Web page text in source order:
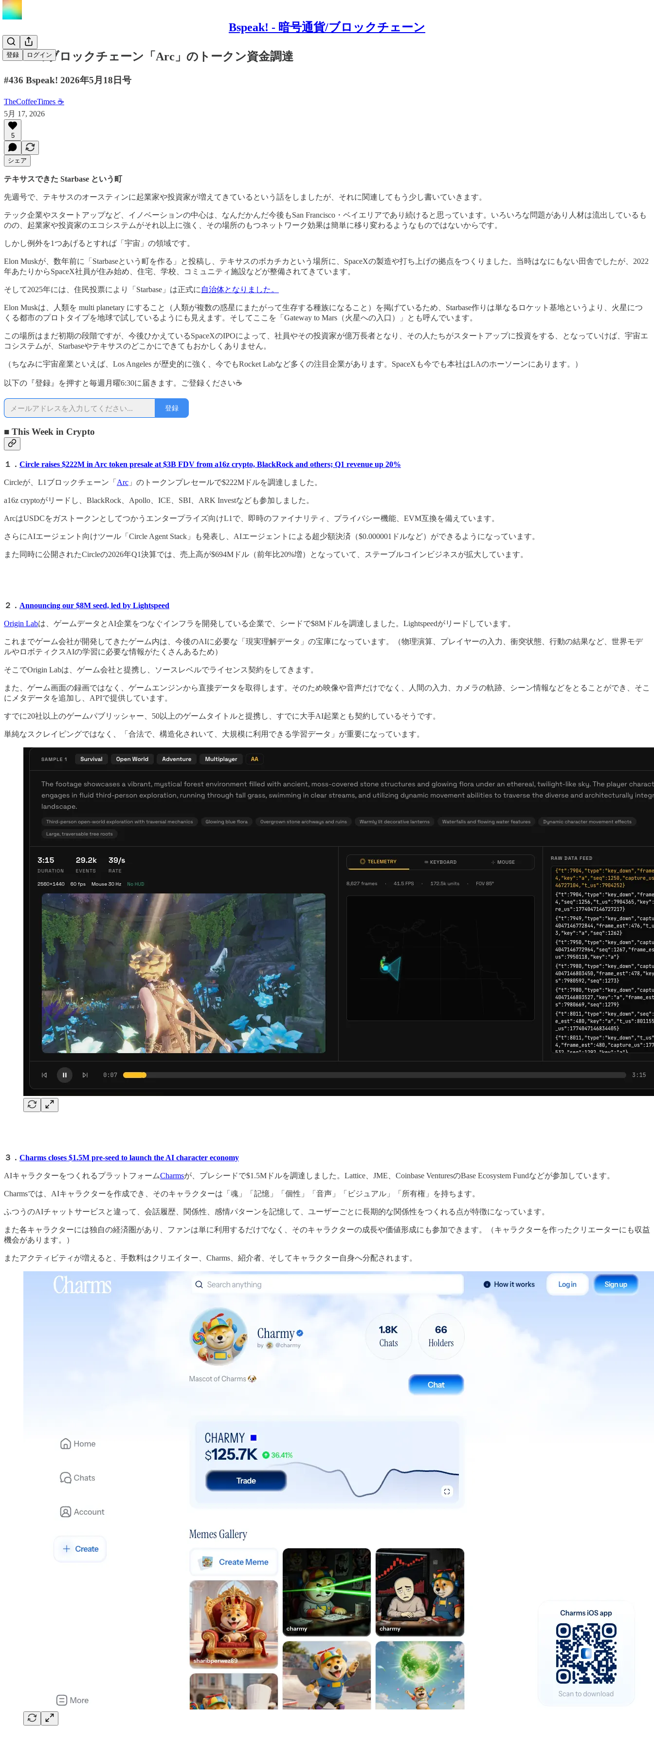
Bspeak! - 暗号通貨/ブロックチェーン
登録 ログイン
Circleのブロックチェーン「Arc」のトークン資金調達
#436 Bspeak! 2026年5月18日号
TheCoffeeTimes ☕
5月 17, 2026
5
シェア
テキサスできた Starbase という町
先週号で、テキサスのオースティンに起業家や投資家が増えてきているという話をしましたが、それに関連してもう少し書いていきます。
テック企業やスタートアップなど、イノベーションの中心は、なんだかんだ今後もSan Francisco・ベイエリアであり続けると思っています。いろいろな問題があり人材は流出しているも
のの、起業家や投資家のエコシステムがそれ以上に強く、その場所のもつネットワーク効果は簡単に移り変わるようなものではないからです。
しかし例外を1つあげるとすれば「宇宙」の領域です。
Elon Muskが、数年前に「Starbaseという町を作る」と投稿し、テキサスのボカチカという場所に、SpaceXの製造や打ち上げの拠点をつくりました。当時はなにもない田舎でしたが、2022
年あたりからSpaceX社員が住み始め、住宅、学校、コミュニティ施設などが整備されてきています。
そして2025年には、住民投票により「Starbase」は正式に 自治体となりました。
Elon Muskは、人類を multi planetary にすること（人類が複数の惑星にまたがって生存する種族になること）を掲げているため、Starbase作りは単なるロケット基地というより、火星につ
くる都市のプロトタイプを地球で試しているようにも見えます。そしてここを「Gateway to Mars（火星への入口）」とも呼んでいます。
この場所はまだ初期の段階ですが、今後ひかえているSpaceXのIPOによって、社員やその投資家が億万長者となり、その人たちがスタートアップに投資をする、となっていけば、宇宙エ
コシステムが、Starbaseやテキサスのどこかにできてもおかしくありません。
（ちなみに宇宙産業といえば、Los Angeles が歴史的に強く、今でもRocket Labなど多くの注目企業があります。SpaceXも今でも本社はLAのホーソーンにあります。）
以下の『登録』を押すと毎週月曜6:30に届きます。ご登録ください☕
登録
■ This Week in Crypto
１． Circle raises $222M in Arc token presale at $3B FDV from a16z crypto, BlackRock and others; Q1 revenue up 20%
Circleが、L1ブロックチェーン「 Arc 」のトークンプレセールで$222Mドルを調達しました。
a16z cryptoがリードし、BlackRock、Apollo、ICE、SBI、ARK Investなども参加しました。
ArcはUSDCをガストークンとしてつかうエンタープライズ向けL1で、即時のファイナリティ、プライバシー機能、EVM互換を備えています。
さらにAIエージェント向けツール「Circle Agent Stack」も発表し、AIエージェントによる超少額決済（$0.000001ドルなど）ができるようになっています。
また同時に公開されたCircleの2026年Q1決算では、売上高が$694Mドル（前年比20%増）となっていて、ステーブルコインビジネスが拡大しています。
２． Announcing our $8M seed, led by Lightspeed
Origin Labは、ゲームデータとAI企業をつなぐインフラを開発している企業で、シードで$8Mドルを調達しました。Lightspeedがリードしています。
これまでゲーム会社が開発してきたゲーム内は、今後のAIに必要な「現実理解データ」の宝庫になっています。（物理演算、プレイヤーの入力、衝突状態、行動の結果など、世界モデ
ルやロボティクスAIの学習に必要な情報がたくさんあるため）
そこでOrigin Labは、ゲーム会社と提携し、ソースレベルでライセンス契約をしてきます。
また、ゲーム画面の録画ではなく、ゲームエンジンから直接データを取得します。そのため映像や音声だけでなく、人間の入力、カメラの軌跡、シーン情報などをとることができ、そこ
にメタデータを追加し、APIで提供しています。
すでに20社以上のゲームパブリッシャー、50以上のゲームタイトルと提携し、すでに大手AI起業とも契約しているそうです。
単純なスクレイピングではなく、「合法で、構造化されいて、大規模に利用できる学習データ」が重要になっています。
３． Charms closes $1.5M pre-seed to launch the AI character economy
AIキャラクターをつくれるプラットフォームCharmsが、プレシードで$1.5Mドルを調達しました。Lattice、JME、Coinbase VenturesのBase Ecosystem Fundなどが参加しています。
Charmsでは、AIキャラクターを作成でき、そのキャラクターは「魂」「記憶」「個性」「音声」「ビジュアル」「所有権」を持ちます。
ふつうのAIチャットサービスと違って、会話履歴、関係性、感情パターンを記憶して、ユーザーごとに長期的な関係性をつくれる点が特徴になっています。
また各キャラクターには独自の経済圏があり、ファンは単に利用するだけでなく、そのキャラクターの成長や価値形成にも参加できます。（キャラクターを作ったクリエーターにも収益
機会があります。）
またアクティビティが増えると、手数料はクリエイター、Charms、紹介者、そしてキャラクター自身へ分配されます。